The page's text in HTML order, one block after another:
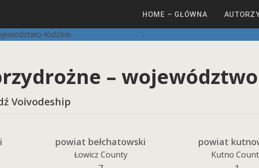
HOME – GŁÓWNA
– województwo
Voivodeship
powiat bełchatowski
Łowicz County
powiat
Kutno